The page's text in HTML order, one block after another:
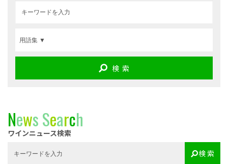
検 索
NewsSearch
ワインニュース検索
検 索